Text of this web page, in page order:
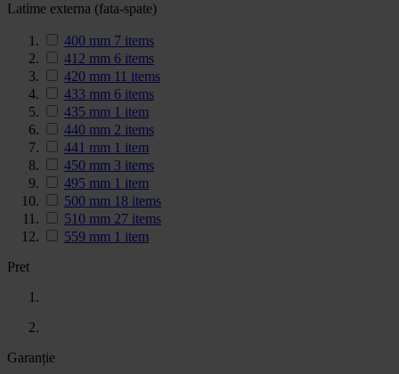
Latime externa (fata-spate)
400 mm 7 items
412 mm 6 items
420 mm 11 items
433 mm 6 items
435 mm 1 item
440 mm 2 items
441 mm 1 item
450 mm 3 items
495 mm 1 item
500 mm 18 items
510 mm 27 items
559 mm 1 item
Pret
Garanție